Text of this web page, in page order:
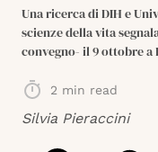
Una ricerca di DIH e
scienze della vita
convegno- il 9 ottobre a
2 min read
Silvia Pieraccini